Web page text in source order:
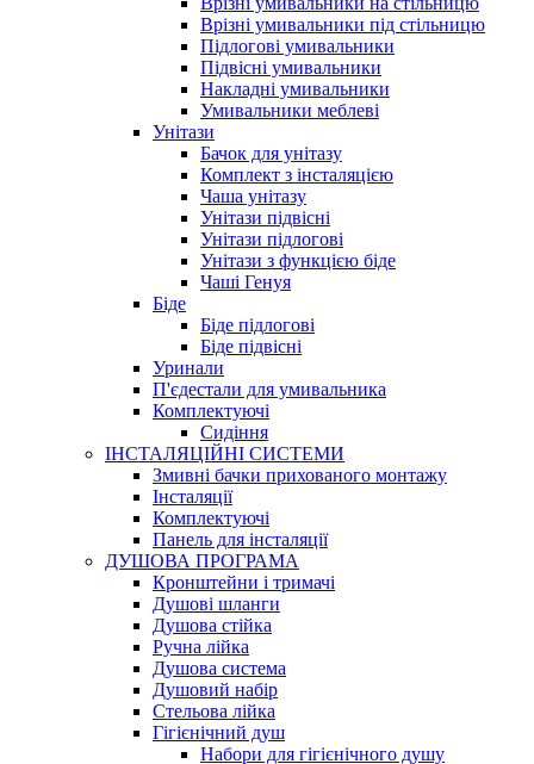
Врізні умивальники під стільницю
Підлогові умивальники
Підвісні умивальники
Накладні умивальники
Умивальники меблеві
Унітази
Бачок для унітазу
Комплект з інсталяцією
Чаша унітазу
Унітази підвісні
Унітази підлогові
Унітази з функцією біде
Чаші Генуя
Біде
Біде підлогові
Біде підвісні
Уринали
П'єдестали для умивальника
Комплектуючі
Сидіння
ІНСТАЛЯЦІЙНІ СИСТЕМИ
Змивні бачки прихованого монтажу
Інсталяції
Комплектуючі
Панель для інсталяції
ДУШОВА ПРОГРАМА
Кронштейни і тримачі
Душові шланги
Душова стійка
Ручна лійка
Душова система
Душовий набір
Стельова лійка
Гігієнічний душ
Набори для гігієнічного душу